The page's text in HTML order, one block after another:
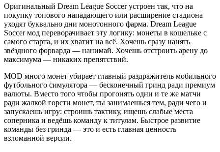
Оригинальный Dream League Soccer устроен так, что на
покупку топового нападающего или расширение стадиона
уходят буквально дни монотонного фарма. Dream League
Soccer мод переворачивает эту логику: монеты в кошельке с
самого старта, и их хватит на всё. Хочешь сразу нанять
звёздного форварда — нанимай. Хочешь отстроить арену до
максимума — никаких препятствий.
MOD много монет убирает главный раздражитель мобильного
футбольного симулятора — бесконечный гринд ради премиум
валюты. Вместо того чтобы прогонять одни и те же матчи
ради жалкой горсти монет, ты занимаешься тем, ради чего и
запускаешь игру: строишь тактику, ищешь слабые места
соперника и ведёшь команду к титулам. Быстрое развитие
команды без гринда — это и есть главная ценность
взломанной версии.